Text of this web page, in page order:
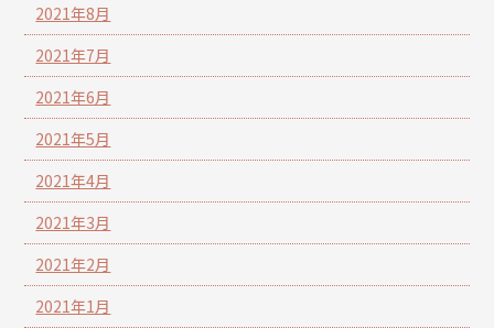
2021年8月
2021年7月
2021年6月
2021年5月
2021年4月
2021年3月
2021年2月
2021年1月